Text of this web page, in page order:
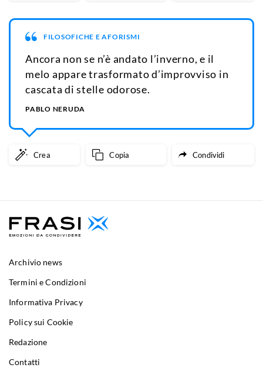
FILOSOFICHE E AFORISMI
Ancora non se n’è andato l’inverno, e il
melo appare trasformato d’improvviso in
cascata di stelle odorose.
PABLO NERUDA
Crea Copia Condividi
Archivio news
Termini e Condizioni
Informativa Privacy
Policy sui Cookie
Redazione
Contatti